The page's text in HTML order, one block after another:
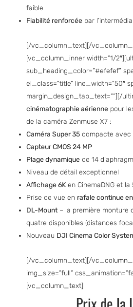
faible
Fiabilité renforcéepar
[/vc_column_text][/
[vc_column_inner width=”1/
sub_heading_color=”#efefef”
el_class=”title” line_width=”50″
margin_design_tab_text=””][/
cinématographie aériennepour
de la caméra Zenmuse X7 :
Caméra Super 35compacte avec
Capteur CMOS 24 MP
Plage dynamiquede 14
Niveau de détail exceptionnel
Affichage 6Ken CinemaDNG et la
Prise de vue en rafale continue en
DL-Mount– la première monture
quatre disponibles (distances
Nouveau DJI Cinema Color
[/vc_column_text][/
img_size=”full”
[vc_column_text]